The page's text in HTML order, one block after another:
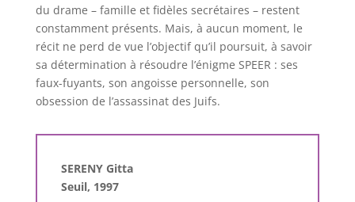
du drame – famille et fidèles secrétaires – restent
constamment présents. Mais, à aucun moment, le
récit ne perd de vue l’objectif qu’il poursuit, à savoir
sa détermination à résoudre l’énigme SPEER : ses
faux-fuyants, son angoisse personnelle, son
obsession de l’assassinat des Juifs.
SERENY Gitta
Seuil, 1997